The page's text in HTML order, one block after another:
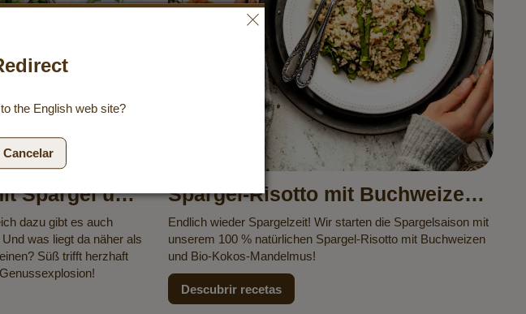
Spargel und
dazu gibt es auch
was liegt da näher als
Süß trifft herzhaft
Spargel-Risotto mit Buchweizen
und Kokos-Mandelmus
Endlich wieder Spargelzeit! Wir starten die Spargelsaison mit
unserem 100 % natürlichen Spargel-Risotto mit Buchweizen
und Bio-Kokos-Mandelmus!
Descubrir recetas
the English web site?
Cancelar